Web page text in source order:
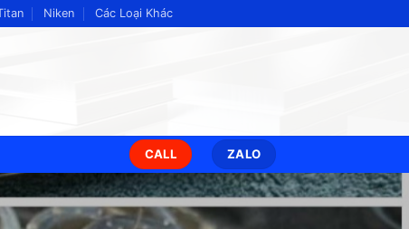
Niken Các Loại Khác
CALL ZALO